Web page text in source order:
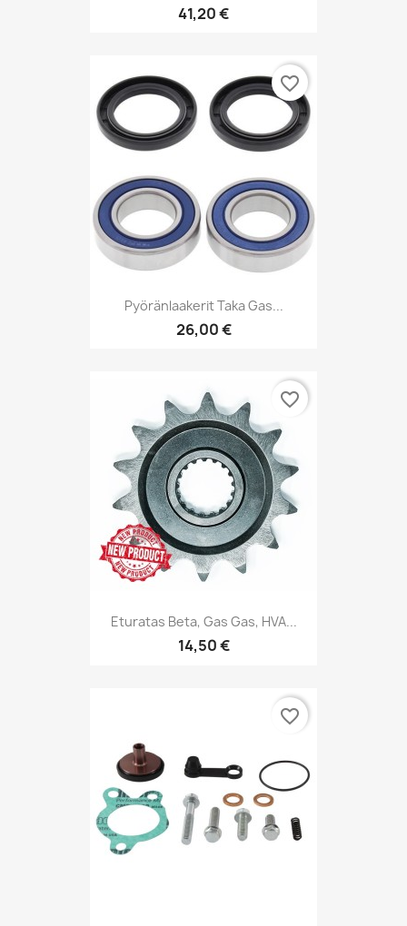
41,20 €
Pyöränlaakerit Taka Gas...
26,00 €
favorite_border
Eturatas Beta, Gas Gas, HVA...
14,50 €
favorite_border
favorite_border